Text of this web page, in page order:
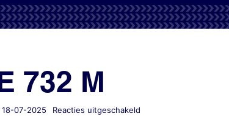
732 M
07-2025 Reacties uitgeschakeldvoor